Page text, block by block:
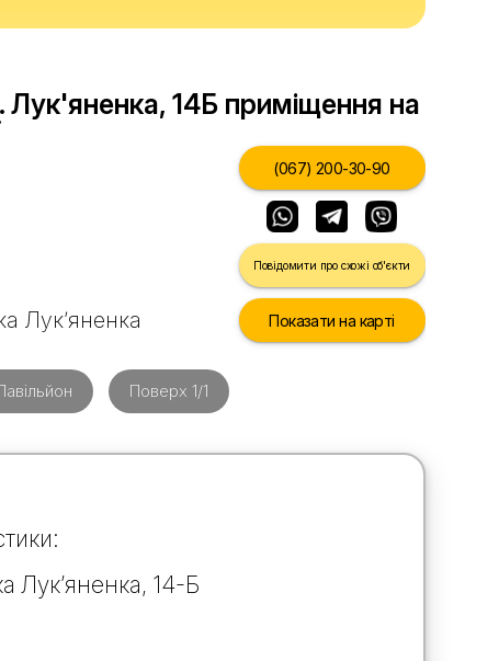
14Б приміщення на
Лук’яненка
(067) 200-30-90
Повідомити про схожі об'єкти
Показати на карті
Поверх 1/1
Лук’яненка, 14-Б